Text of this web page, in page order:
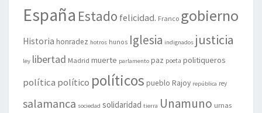
España Estado felicidad. Franco gobierno
Historia honradez hotros hunos Iglesia indignados justicia
ley libertad Madrid muerte parlamento paz poeta politiqueros
política político políticos pueblo Rajoy república rey
salamanca sociedad solidaridad tierra Unamuno urnas